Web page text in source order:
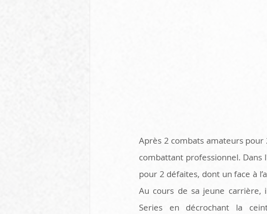
Après 2 combats amateurs pour
combattant professionnel. Dans
pour 2 défaites, dont un face à
Au cours de sa jeune carrière,
Series en décrochant la